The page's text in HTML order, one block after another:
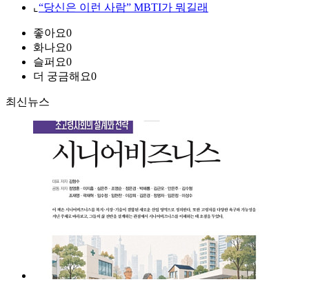
⌞ “당신은 이런 사람” MBTI가 뭐길래
좋아요0
화나요0
슬퍼요0
더 궁금해요0
최신뉴스